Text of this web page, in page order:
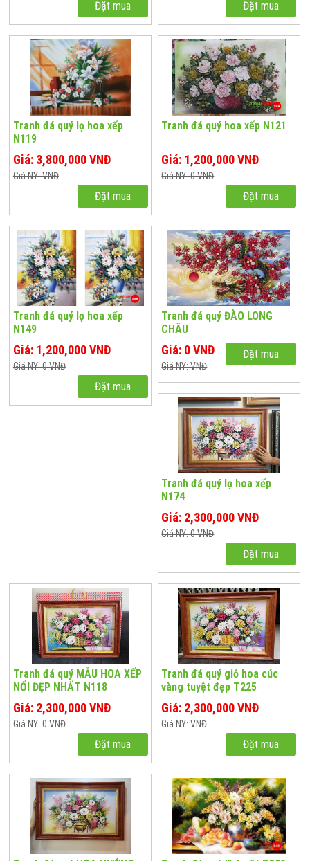
Đặt mua Đặt mua
Tranh đá quý lọ hoa xếp
N119
Giá: 3,800,000 VNĐ
Giá NY: VNĐ
Đặt mua
Tranh đá quý hoa xếp N121
Giá: 1,200,000 VNĐ
Giá NY: 0 VNĐ
Đặt mua
Tranh đá quý lọ hoa xếp
N149
Giá: 1,200,000 VNĐ
Giá NY: 0 VNĐ
Đặt mua
Tranh đá quý ĐÀO LONG
CHÂU
Giá: 0 VNĐ
Giá NY: VNĐ
Đặt mua
Tranh đá quý lọ hoa xếp
N174
Giá: 2,300,000 VNĐ
Giá NY: 0 VNĐ
Đặt mua
Tranh đá quý MẪU HOA XẾP
NỔI ĐẸP NHẤT N118
Giá: 2,300,000 VNĐ
Giá NY: 0 VNĐ
Đặt mua
Tranh đá quý giỏ hoa cúc
vàng tuyệt đẹp T225
Giá: 2,300,000 VNĐ
Giá NY: VNĐ
Đặt mua